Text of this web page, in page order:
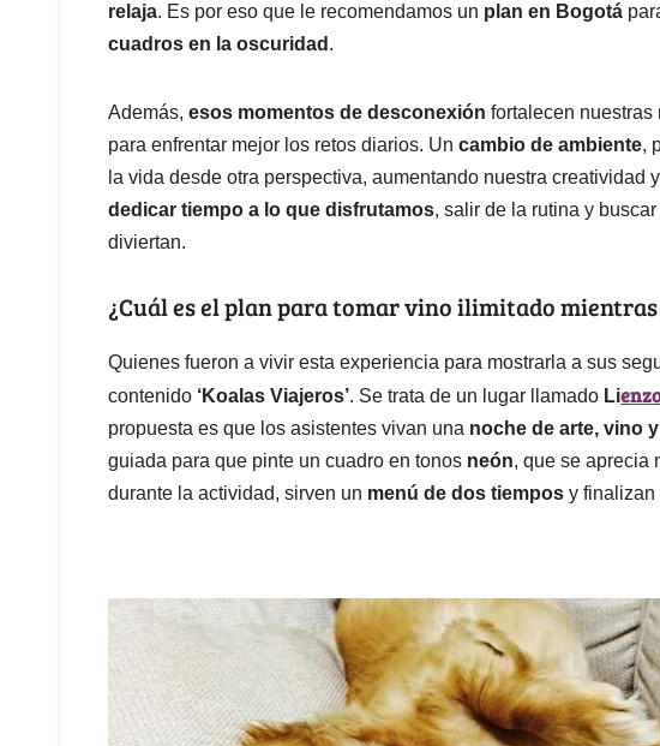
relaja. Es por eso que le recomendamos un plan en Bogotá
cuadros en la oscuridad .
Además, esos momentos de desconexión fortalecen
para enfrentar mejor los retos diarios. Un cambio de ambiente,
la vida desde otra perspectiva, aumentando nuestra creatividad
dedicar tiempo a lo que disfrutamos, salir de la rutina y
diviertan.
¿Cuál es el plan para tomar vino ilimitado
Quienes fueron a vivir esta experiencia para mostrarla a sus
contenido ‘Koalas Viajeros’. Se trata de un lugar llamado Li
propuesta es que los asistentes vivan una noche de arte, vino
guiada para que pinte un cuadro en tonos neón, que se aprecia
durante la actividad, sirven un menú de dos tiempos y finalizan